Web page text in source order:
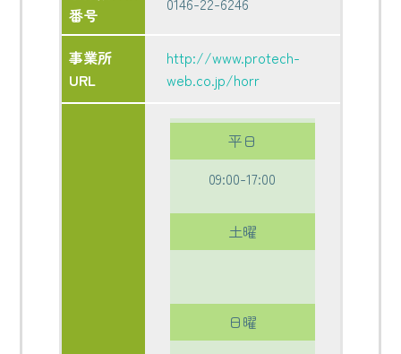
番号
事業所
URL
http://www.protech-
web.co.jp/horr
平日
09:00-17:00
土曜
日曜